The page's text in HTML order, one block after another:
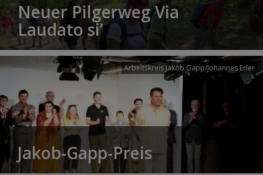
Neuer Pilgerweg Via
Laudato si’
Arbeitskreis Jakob Gapp/Johannes Erler
Jakob-Gapp-Preis